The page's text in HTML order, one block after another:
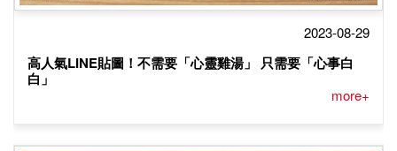
2023-08-29
高人氣LINE貼圖！不需要「心靈雞湯」 只需要「心事白
白」
more+